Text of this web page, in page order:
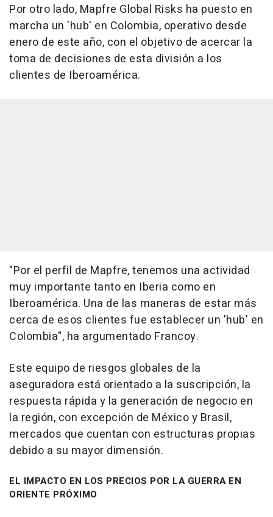
Por otro lado, Mapfre Global Risks ha puesto en
marcha un 'hub' en Colombia, operativo desde
enero de este año, con el objetivo de acercar la
toma de decisiones de esta división a los
clientes de Iberoamérica.
"Por el perfil de Mapfre, tenemos una actividad
muy importante tanto en Iberia como en
Iberoamérica. Una de las maneras de estar más
cerca de esos clientes fue establecer un 'hub' en
Colombia", ha argumentado Francoy.
Este equipo de riesgos globales de la
aseguradora está orientado a la suscripción, la
respuesta rápida y la generación de negocio en
la región, con excepción de México y Brasil,
mercados que cuentan con estructuras propias
debido a su mayor dimensión.
EL IMPACTO EN LOS PRECIOS POR LA GUERRA EN
ORIENTE PRÓXIMO